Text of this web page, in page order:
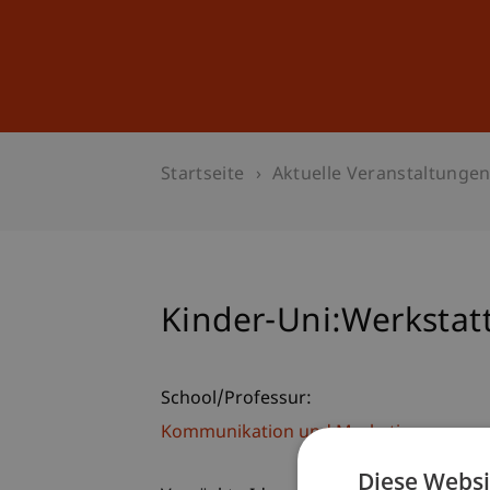
Startseite Aktuelle Veranstaltungen
Kinder-
School/Professur:
Kommunikation und Marketing
Diese